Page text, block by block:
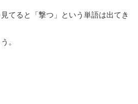
てると「撃つ」という単語は出てき
。